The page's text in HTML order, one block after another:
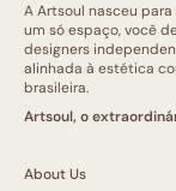
A Artsoul nasceu
um só espaço, você
designers
alinhada à estética
brasileira.
Artsoul, o
About Us